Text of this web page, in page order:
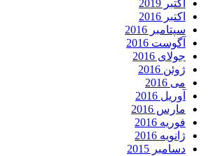
اکتبر 2019
اکتبر 2016
سپتامبر 2016
آگوست 2016
جولای 2016
ژوئن 2016
می 2016
آوریل 2016
مارس 2016
فوریه 2016
ژانویه 2016
دسامبر 2015